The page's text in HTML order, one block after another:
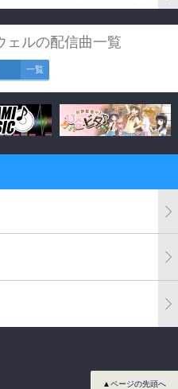
ェルの配信曲一覧
一覧
▲ページの先頭へ